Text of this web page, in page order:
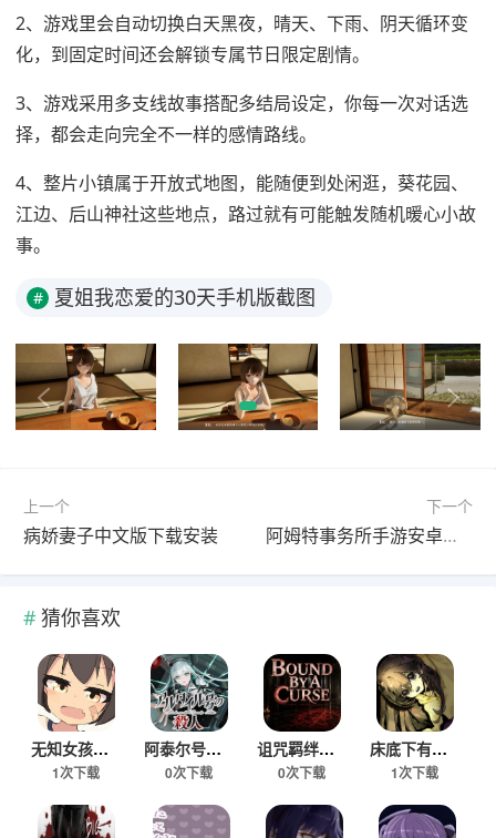
2、游戏里会自动切换白天黑夜，晴天、下雨、阴天循环变
化，到固定时间还会解锁专属节日限定剧情。
3、游戏采用多支线故事搭配多结局设定，你每一次对话选
择，都会走向完全不一样的感情路线。
4、整片小镇属于开放式地图，能随便到处闲逛，葵花园、
江边、后山神社这些地点，路过就有可能触发随机暖心小故
事。
# 夏姐我恋爱的30天手机版截图
上一个
病娇妻子中文版下载安装
下一个
阿姆特事务所手游安卓汉化版
猜你喜欢
无知女孩健康检查游戏免费版
1次下载
阿泰尔号疑案安卓移植版
0次下载
诅咒羁绊手游下载免费版
0次下载
床底下有罐钱手机版下载
1次下载